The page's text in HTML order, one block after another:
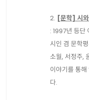
2. [문학] 시
: 1997년 등단
시인 겸 문학
소월, 서정주,
이야기를 통
다.